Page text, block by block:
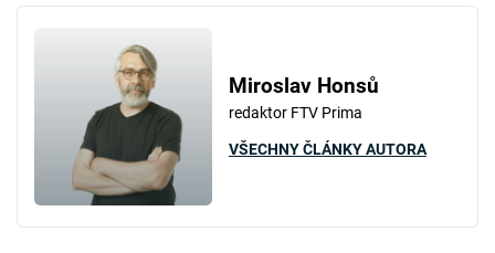
Miroslav Honsů
redaktor FTV Prima
VŠECHNY ČLÁNKY AUTORA